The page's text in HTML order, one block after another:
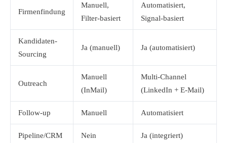
Firmenfindung
Manuell,
Filter-basiert
Automatisiert,
Signal-basiert
Kandidaten-
Sourcing
Ja (manuell) Ja (automatisiert)
Outreach
Manuell
(InMail)
Multi-Channel
(LinkedIn + E-Mail)
Follow-up Manuell Automatisiert
Pipeline/CRM Nein Ja (integriert)